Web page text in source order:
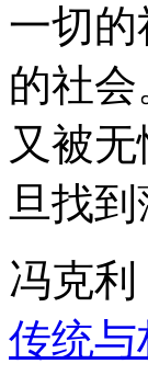
一切
的社
又被
旦找
冯克利
传统与